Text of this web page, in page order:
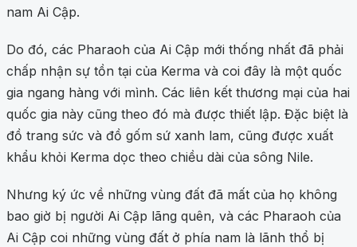
nam Ai Cập.
Do đó, các Pharaoh của Ai Cập mới thống nhất đã phải
chấp nhận sự tồn tại của Kerma và coi đây là một quốc
gia ngang hàng với mình. Các liên kết thương mại của hai
quốc gia này cũng theo đó mà được thiết lập. Đặc biệt là
đồ trang sức và đồ gốm sứ xanh lam, cũng được xuất
khẩu khỏi Kerma dọc theo chiều dài của sông Nile.
Nhưng ký ức về những vùng đất đã mất của họ không
bao giờ bị người Ai Cập lãng quên, và các Pharaoh của
Ai Cập coi những vùng đất ở phía nam là lãnh thổ bị